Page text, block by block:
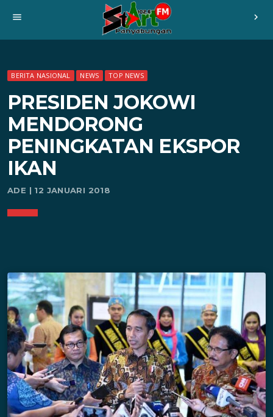
menu chevron_right
BERITA NASIONAL NEWS TOP NEWS
PRESIDEN JOKOWI
MENDORONG
PENINGKATAN EKSPOR
IKAN
ADE | 12 JANUARI 2018